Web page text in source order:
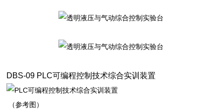
DBS-09 PLC可编程控制技术综合实训装置
（参考图）